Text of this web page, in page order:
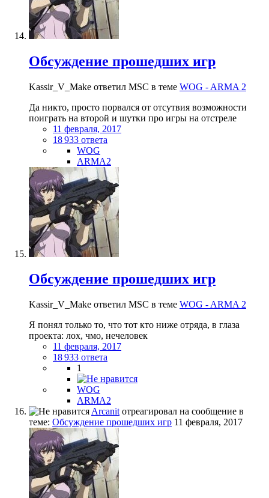
Обсуждение прошедших игр
Kassir_V_Make ответил MSC в теме WOG - ARMA 2
Да никто, просто порвался от отсутвия возможности
поиграть на второй и шутки про игры на отстреле
11 февраля, 2017
18 933 ответа
WOG
ARMA2
Обсуждение прошедших игр
Kassir_V_Make ответил MSC в теме WOG - ARMA 2
Я понял только то, что тот кто ниже отряда, в глаза
проекта: лох, чмо, нечеловек
11 февраля, 2017
18 933 ответа
1
WOG
ARMA2
Arcanit отреагировал на сообщение в
теме: Обсуждение прошедших игр 11 февраля, 2017